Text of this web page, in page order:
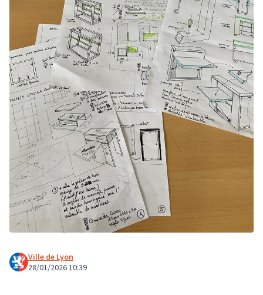
Ville de Lyon
28/01/2026 10:39